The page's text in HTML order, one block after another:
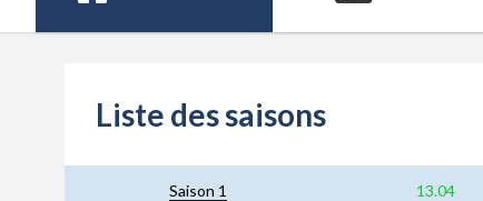
Liste des saisons
Saison 1 13.04